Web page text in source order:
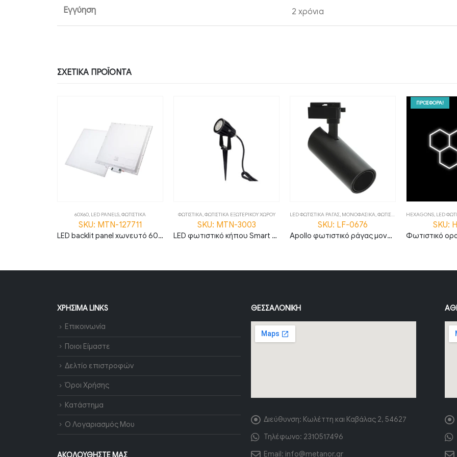
Εγγύηση 2 χρόνια
ΣΧΕΤΙΚΆ ΠΡΟΪΌΝΤΑ
60X60, LED PANELS,ΦΩΤΙΣΤΙΚΑ
SKU: MTN-127711
LED backlit panel χωνευτό 60×60 36W 6000K ψυχρό λευκό 120lm/W
ΦΩΤΙΣΤΙΚΑ,ΦΩΤΙΣΤΙΚΑ ΕΞΩΤΕΡΙΚΟΥ ΧΩΡΟΥ
SKU: MTN-3003
LED φωτιστικό κήπου Smart 6W RGB+CCT IP66 MTN-3003
LED ΦΩΤΙΣΤΙΚΑ ΡΑΓΑΣ, ΜΟΝΟΦΑΣΙΚΑ,ΦΩΤΙΣΤΙΚΑ
SKU: LF-0676
Apollo φωτιστικό ράγας μονοφασικό LED COB 30W 4000Κ με μαύρο σώμα
ΠΡΟΣΦΟΡΑ!
HEXAGONS, LED
SKU:
ΧΡΉΣΙΜΑ LINKS
Επικοινωνία
Ποιοι Είμαστε
Δελτίο επιστροφών
Όροι Χρήσης
Κατάστημα
Ο Λογαριασμός Μου
ΘΕΣΣΑΛΟΝΊΚΗ
Διεύθυνση: Κωλέττη και Καβάλας 2, 54627
Τηλέφωνο: 2310517496
Email: info@metanor.gr